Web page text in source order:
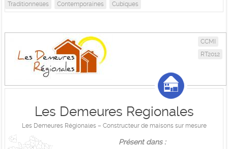
Traditionnelles Contemporaines Cubiques
CCMI
RT2012
Les Demeures Regionales
Les Demeures Régionales – Constructeur de maisons sur mesure
Présent dans :